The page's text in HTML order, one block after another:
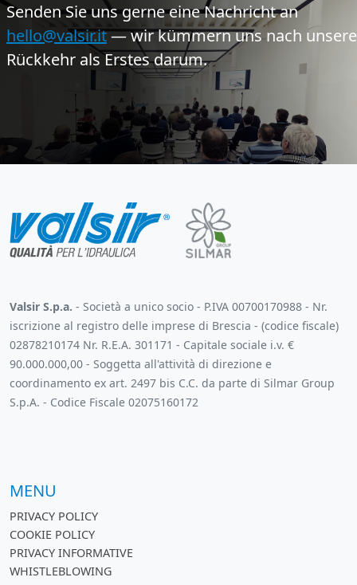
Senden Sie uns gerne eine Nachricht an
hello@valsir.it— wir kümmern uns nach
Rückkehr als Erstes darum.
Valsir S.p.a. - Società a unico socio - P.IVA 00700170988 - Nr.
iscrizione al registro delle imprese di Brescia - (codice fiscale)
02878210174 Nr. R.E.A. 301171 - Capitale sociale i.v. €
90.000.000,00 - Soggetta all'attività di direzione e
coordinamento ex art. 2497 bis C.C. da parte di Silmar Group
S.p.A. - Codice Fiscale 02075160172
MENU
PRIVACY POLICY
COOKIE POLICY
PRIVACY INFORMATIVE
WHISTLEBLOWING